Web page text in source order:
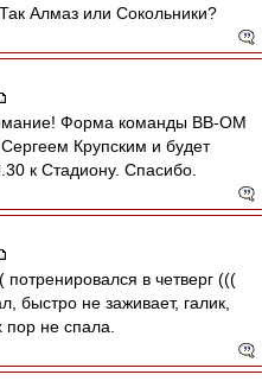
Алмаз или Сокольники?
Форма команды ВВ-ОМ
Крупским и будет
к Стадиону. Спасибо.
потренировался в четверг (((
быстро не заживает, галик,
пор не спала.